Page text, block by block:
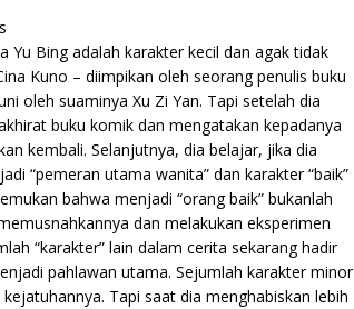
Yu Bing adalah karakter kecil dan agak tidak
Kuno – diimpikan oleh seorang penulis buku
oleh suaminya Xu Zi Yan. Tapi setelah dia
buku komik dan mengatakan kepadanya
kembali. Selanjutnya, dia belajar, jika dia
“pemeran utama wanita” dan karakter “baik”
bahwa menjadi “orang baik” bukanlah
dan melakukan eksperimen
“karakter” lain dalam cerita sekarang hadir
pahlawan utama. Sejumlah karakter minor
Tapi saat dia menghabiskan lebih